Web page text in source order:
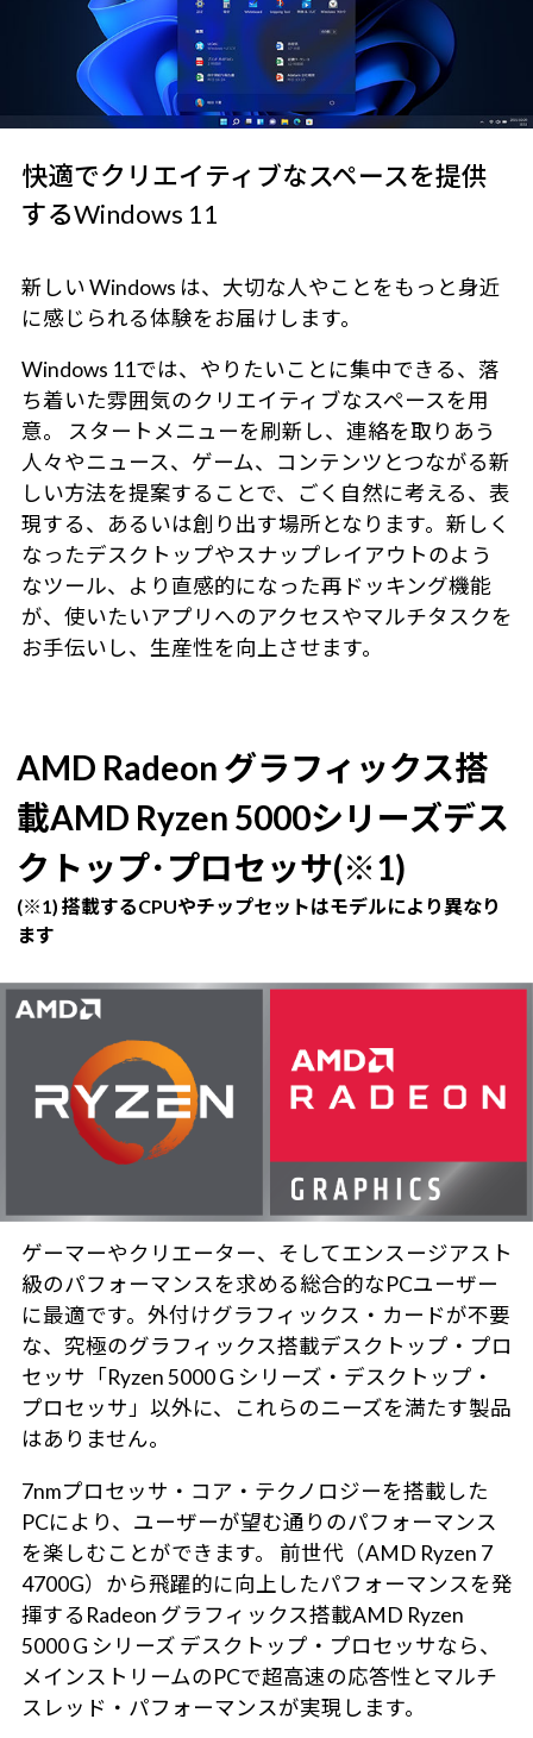
快適でクリエイティブなスペースを提供
するWindows 11
新しい Windows は、大切な人やことをもっと身近
に感じられる体験をお届けします。
Windows 11では、やりたいことに集中できる、落
ち着いた雰囲気のクリエイティブなスペースを用
意。 スタートメニューを刷新し、連絡を取りあう
人々やニュース、ゲーム、コンテンツとつながる新
しい方法を提案することで、ごく自然に考える、表
現する、あるいは創り出す場所となります。新しく
なったデスクトップやスナップレイアウトのよう
なツール、より直感的になった再ドッキング機能
が、使いたいアプリへのアクセスやマルチタスクを
お手伝いし、生産性を向上させます。
AMD Radeon グラフィックス搭
載AMD Ryzen 5000シリーズデス
クトップ･プロセッサ(※1)
(※1) 搭載するCPUやチップセットはモデルにより異なり
ます
ゲーマーやクリエーター、そしてエンスージアスト
級のパフォーマンスを求める総合的なPCユーザー
に最適です。外付けグラフィックス・カードが不要
な、究極のグラフィックス搭載デスクトップ・プロ
セッサ「Ryzen 5000 G シリーズ・デスクトップ・
プロセッサ」以外に、これらのニーズを満たす製品
はありません。
7nmプロセッサ・コア・テクノロジーを搭載した
PCにより、ユーザーが望む通りのパフォーマンス
を楽しむことができます。 前世代（AMD Ryzen 7
4700G）から飛躍的に向上したパフォーマンスを発
揮するRadeon グラフィックス搭載AMD Ryzen
5000 G シリーズ デスクトップ・プロセッサなら、
メインストリームのPCで超高速の応答性とマルチ
スレッド・パフォーマンスが実現します。